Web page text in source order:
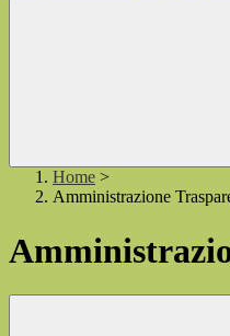
Home >
Amministrazione